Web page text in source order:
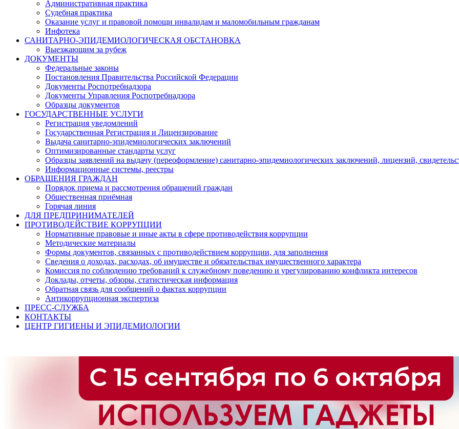
Административная практика
Судебная практика
Оказание услуг и правовой помощи инвалидам и маломобильным гражданам
Инфотека
САНИТАРНО-ЭПИДЕМИОЛОГИЧЕСКАЯ ОБСТАНОВКА
Выезжающим за рубеж
ДОКУМЕНТЫ
Федеральные законы
Постановления Правительства Российской Федерации
Документы Роспотребнадзора
Документы Управления Роспотребнадзора
Образцы документов
ГОСУДАРСТВЕННЫЕ УСЛУГИ
Регистрация уведомлений
Государственная Регистрация и Лицензирование
Выдача санитарно-эпидемиологических заключений
Оптимизированные стандарты услуг
Образцы заявлений на выдачу (переоформление) санитарно-эпидемиологических заключений, лицензий,
Информационные системы, реестры
ОБРАЩЕНИЯ ГРАЖДАН
Порядок приема и рассмотрения обращений граждан
Общественная приёмная
Горячая линия
ДЛЯ ПРЕДПРИНИМАТЕЛЕЙ
ПРОТИВОДЕЙСТВИЕ КОРРУПЦИИ
Нормативные правовые и иные акты в сфере противодействия коррупции
Методические материалы
Формы документов, связанных с противодействием коррупции, для заполнения
Сведения о доходах, расходах, об имуществе и обязательствах имущественного характера
Комиссия по соблюдению требований к служебному поведению и урегулированию конфликта интересов
Доклады, отчеты, обзоры, статистическая информация
Обратная связь для сообщений о фактах коррупции
Антикоррупционная экспертиза
ПРЕСС-СЛУЖБА
КОНТАКТЫ
ЦЕНТР ГИГИЕНЫ И ЭПИДЕМИОЛОГИИ